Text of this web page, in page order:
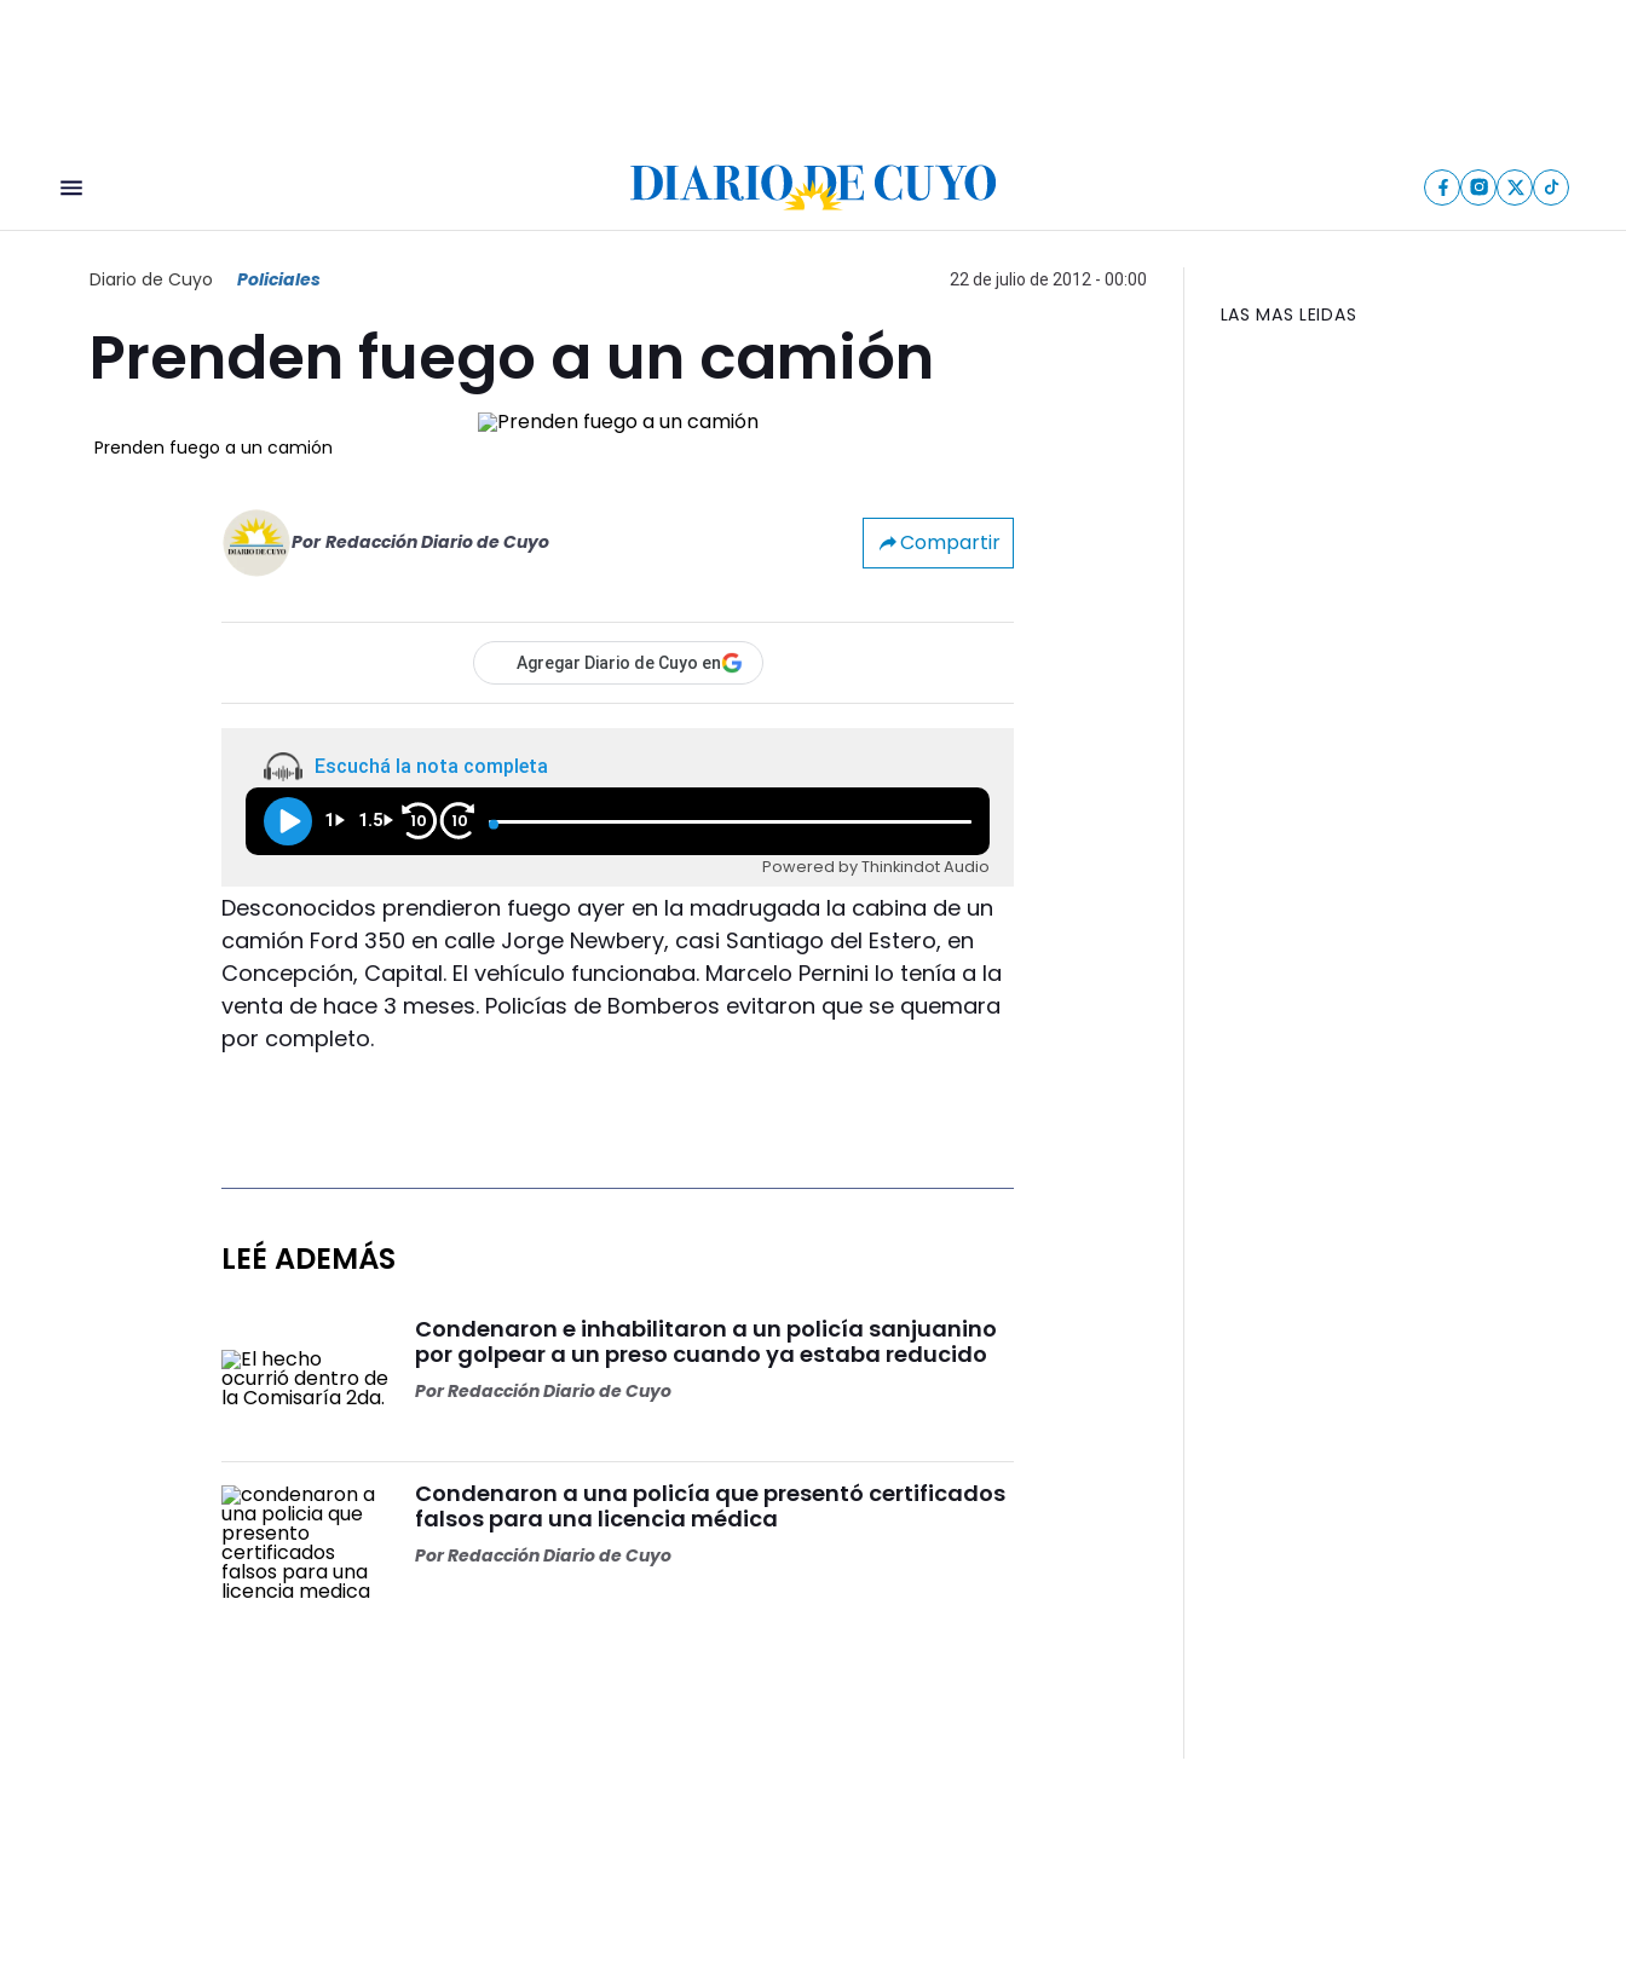
Diario de Cuyo Policiales 22 de julio de 2012 - 00:00
Prenden fuego a un camión
Prenden fuego a un camión
Por Redacción Diario de Cuyo Compartir
Agregar Diario de Cuyo en
Escuchá la nota completa
1 1.5 10 10
Powered by Thinkindot Audio
Desconocidos prendieron fuego ayer en la madrugada la cabina de un
camión Ford 350 en calle Jorge Newbery, casi Santiago del Estero, en
Concepción, Capital. El vehículo funcionaba. Marcelo Pernini lo tenía a la
venta de hace 3 meses. Policías de Bomberos evitaron que se quemara
por completo.
LEÉ ADEMÁS
Condenaron e inhabilitaron a un policía sanjuanino
por golpear a un preso cuando ya estaba reducido
PorRedacción Diario de Cuyo
Condenaron a una policía que presentó certificados
falsos para una licencia médica
PorRedacción Diario de Cuyo
LAS MAS LEIDAS